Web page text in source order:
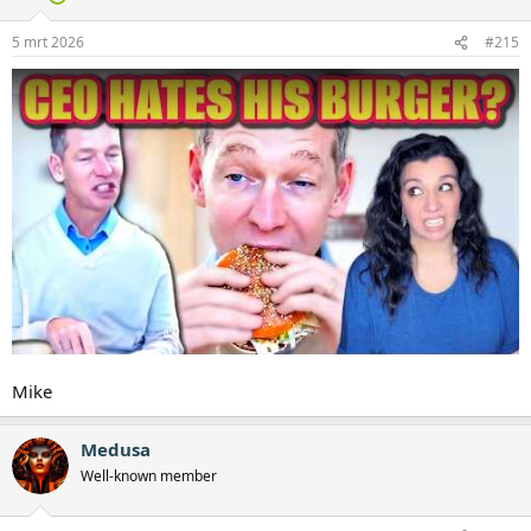
n
g
e
n
:
5 mrt 2026 #215
Mike
Medusa
Well-known member